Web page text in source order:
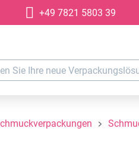
Hauptnavigation springen
+49 7821 5803 39